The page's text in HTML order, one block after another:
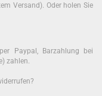
Versand). Oder holen Sie
Paypal, Barzahlung bei
zahlen.